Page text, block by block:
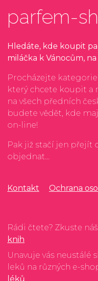
parfem-
Hledáte, kde koupit
miláčka k Vánocům,
Procházejte
který chcete koupit a
na všech předních
budete vědět, kde
on-line!
Pak již stačí jen přejít
objednat...
Kontakt Ochrana
Rádi čtete? Zkuste náš
knih
Unavuje vás neustálé
leků na různých e-
léků